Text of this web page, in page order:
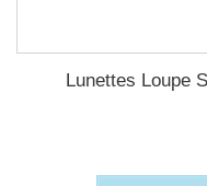
Lunettes Loupe